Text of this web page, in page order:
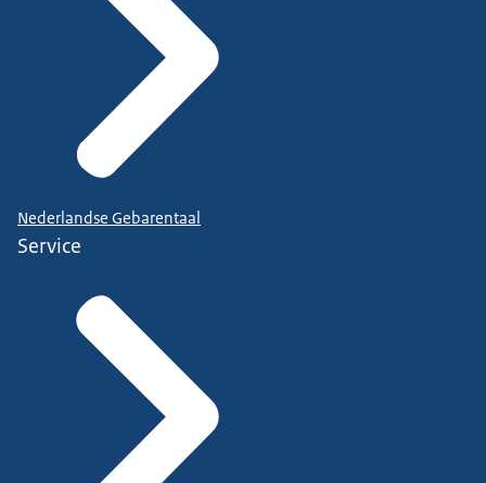
Nederlandse Gebarentaal
Service